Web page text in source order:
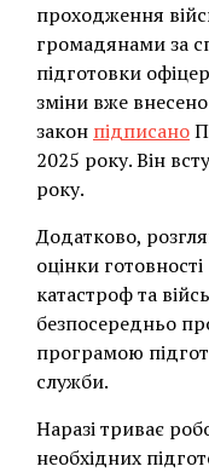
проходження
громадянами за
підготовки
зміни вже
закон підписано
2025 року. Він
року.
Додатково,
оцінки
катастроф та
безпосередньо
програмою
служби.
Наразі триває
необхідних